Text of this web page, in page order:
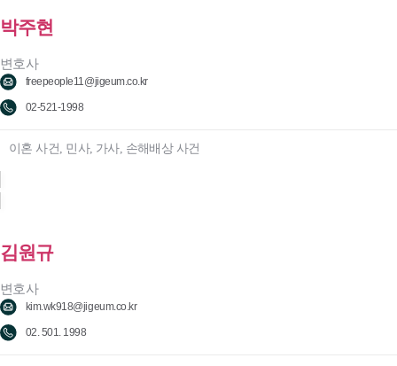
박주현
변호사
freepeople11@jigeum.co.kr
02-521-1998
이혼 사건, 민사, 가사, 손해배상 사건
김원규
변호사
kim.wk918@jigeum.co.kr
02. 501. 1998